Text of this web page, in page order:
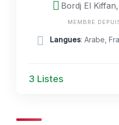
Bordj El
MEMBRE
Langues: Arabe,
3 Listes